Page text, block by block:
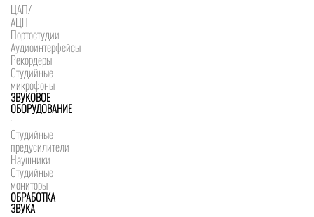
ЦАП/
АЦП
Портостудии
Аудиоинтерфейсы
Рекордеры
Студийные
микрофоны
ЗВУКОВОЕ
ОБОРУДОВАНИЕ
Студийные
предусилители
Наушники
Студийные
мониторы
ОБРАБОТКА
ЗВУКА